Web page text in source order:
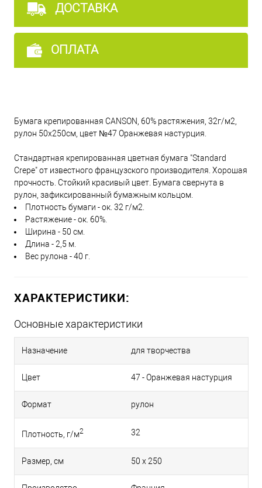
ДОСТАВКА
ОПЛАТА
Бумага крепированная CANSON, 60% растяжения, 32г/м2,
рулон 50х250см, цвет №47 Оранжевая настурция.
Стандартная крепированная цветная бумага "Standard
Crepe" от известного французского производителя. Хорошая
прочность. Стойкий красивый цвет. Бумага свернута в
рулон, зафиксированный бумажным кольцом.
Плотность бумаги - ок. 32 г/м2.
Растяжение - ок. 60%.
Ширина - 50 см.
Длина - 2,5 м.
Вес рулона - 40 г.
ХАРАКТЕРИСТИКИ:
Основные характеристики
Назначение для творчества
Цвет 47 - Оранжевая настурция
Формат рулон
Плотность, г/м2 32
Размер, см 50 x 250